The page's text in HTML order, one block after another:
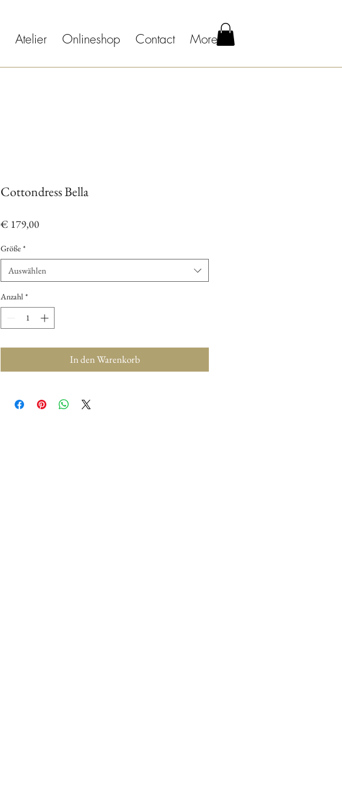
Atelier Onlineshop Contact More
Cottondress Bella
€ 179,00Preis
Größe *
Auswählen
Anzahl *
In den Warenkorb